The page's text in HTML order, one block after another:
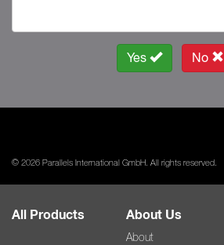
Yes No
© 2026 Parallels International GmbH. All rights reserved.
All Products About Us
About